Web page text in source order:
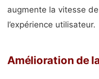
augmente la vitesse
l’expérience utilisateur.
Amélioration de